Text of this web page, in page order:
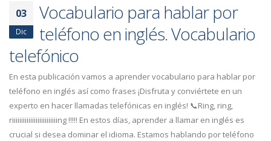
03
Dic
Vocabulario para hablar por
teléfono en inglés. Vocabulario
telefónico
En esta publicación vamos a aprender vocabulario para hablar por
teléfono en inglés así como frases ¡Disfruta y conviértete en un
experto en hacer llamadas telefónicas en inglés! 📞Ring, ring,
riiiiiiiiiiiiiiiiiiiiiiiiing !!!!! En estos días, aprender a llamar en inglés es
crucial si desea dominar el idioma. Estamos hablando por teléfono